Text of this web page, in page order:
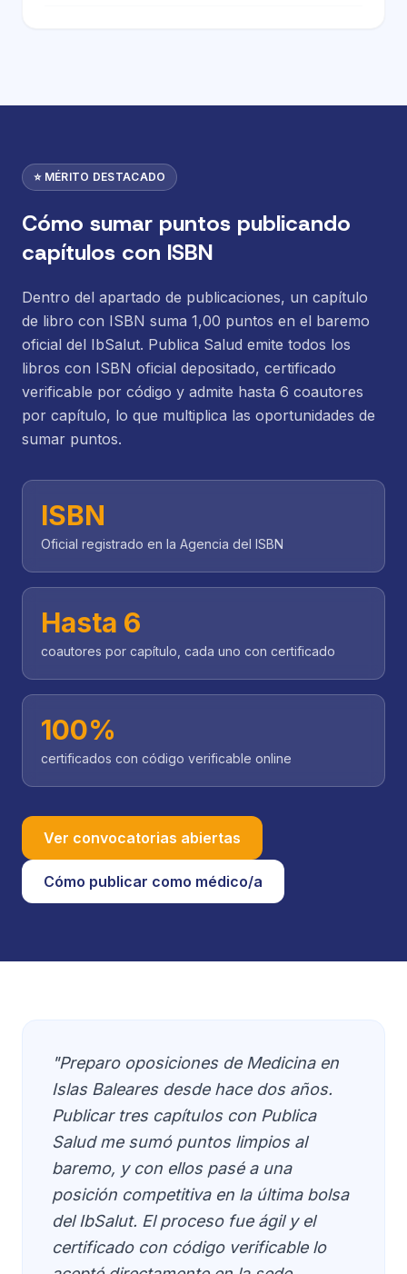
⭐ MÉRITO DESTACADO
Cómo sumar puntos publicando
capítulos con ISBN
Dentro del apartado de publicaciones, un capítulo
de libro con ISBN suma 1,00 puntos en el baremo
oficial del IbSalut. Publica Salud emite todos los
libros con ISBN oficial depositado, certificado
verificable por código y admite hasta 6 coautores
por capítulo, lo que multiplica las oportunidades de
sumar puntos.
ISBN
Oficial registrado en la Agencia del ISBN
Hasta 6
coautores por capítulo, cada uno con certificado
100%
certificados con código verificable online
Ver convocatorias abiertas
Cómo publicar como médico/a
"Preparo oposiciones de Medicina en
Islas Baleares desde hace dos años.
Publicar tres capítulos con Publica
Salud me sumó puntos limpios al
baremo, y con ellos pasé a una
posición competitiva en la última bolsa
del IbSalut. El proceso fue ágil y el
certificado con código verificable lo